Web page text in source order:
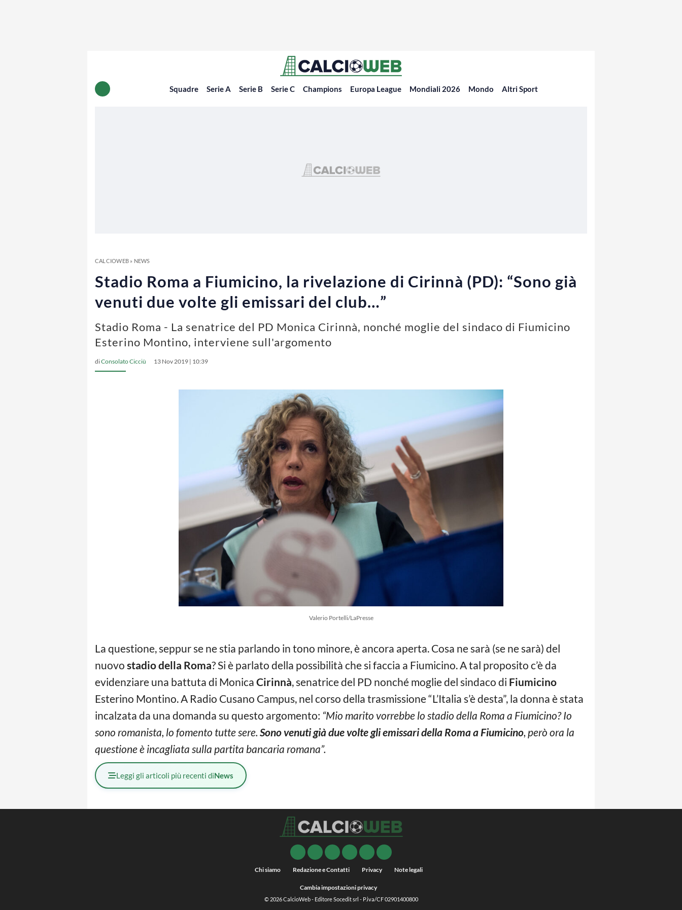
Squadre Serie A Serie B Serie C Champions Europa League Mondiali 2026 Mondo Altri Sport
CALCIOWEB» NEWS
Stadio Roma a Fiumicino, la rivelazione di Cirinnà (PD): “Sono già
venuti due volte gli emissari del club…”
Stadio Roma - La senatrice del PD Monica Cirinnà, nonché moglie del sindaco di Fiumicino
Esterino Montino, interviene sull'argomento
diConsolato Cicciù 13 Nov 2019 | 10:39
Valerio Portelli/LaPresse
La questione, seppur se ne stia parlando in tono minore, è ancora aperta. Cosa ne sarà (se ne sarà) del
nuovo stadio della Roma? Si è parlato della possibilità che si faccia a Fiumicino. A tal proposito c’è da
evidenziare una battuta di Monica Cirinnà, senatrice del PD nonché moglie del sindaco di Fiumicino
Esterino Montino. A Radio Cusano Campus, nel corso della trasmissione “L’Italia s’è desta”, la donna è stata
incalzata da una domanda su questo argomento: “Mio marito vorrebbe lo stadio della Roma a Fiumicino? Io
sono romanista, lo fomento tutte sere. Sono venuti già due volte gli emissari della Roma a Fiumicino, però ora la
questione è incagliata sulla partita bancaria romana”.
Leggi gli articoli più recenti diNews
Chi siamo Redazione e Contatti Privacy Note legali
Cambia impostazioni privacy
© 2026CalcioWeb- Editore Socedit srl - P.iva/CF 02901400800